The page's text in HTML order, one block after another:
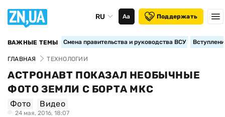
RU Аа Поддержать
ВАЖНЫЕ ТЕМЫ Смена правительства и руководства ВСУ
ГЛАВНАЯ ТЕХНОЛОГИИ
АСТРОНАВТ ПОКАЗАЛ НЕОБЫЧНЫЕ
ФОТО ЗЕМЛИ С БОРТА МКС
Фото Видео
24 мая, 2016, 18:07